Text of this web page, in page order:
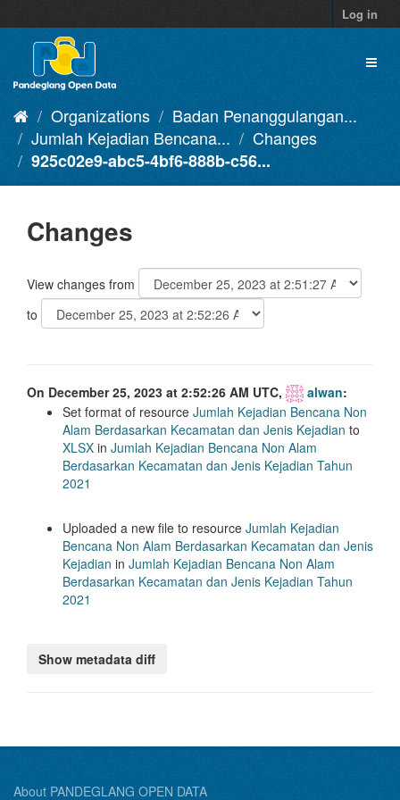
to
content
Log in
Organizations
Badan Penanggulangan...
Jumlah Kejadian Bencana...
Changes
925c02e9-abc5-4bf6-888b-c56...
Changes
View changes from
to
On December 25, 2023 at 2:52:26 AM UTC, alwan:
Set format of resource Jumlah Kejadian Bencana Non
Alam Berdasarkan Kecamatan dan Jenis Kejadian to
XLSX in Jumlah Kejadian Bencana Non Alam
Berdasarkan Kecamatan dan Jenis Kejadian Tahun
2021
Uploaded a new file to resource Jumlah Kejadian
Bencana Non Alam Berdasarkan Kecamatan dan Jenis
Kejadian in Jumlah Kejadian Bencana Non Alam
Berdasarkan Kecamatan dan Jenis Kejadian Tahun
2021
About PANDEGLANG OPEN DATA